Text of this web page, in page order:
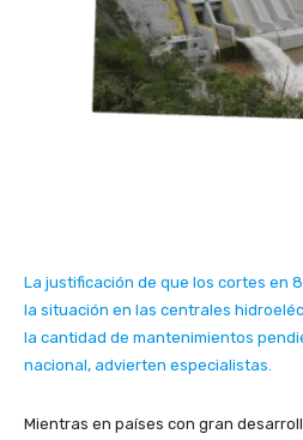
La justificación de que los cortes en
la situación en las centrales
la cantidad de mantenimientos
nacional, advierten especialistas.
Mientras en países con gran